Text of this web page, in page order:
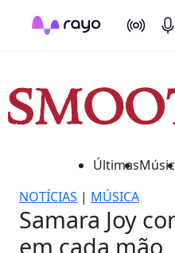
On Air
Últimas
NOTÍCIAS | MÚSICA
Samara Joy
em cada mão